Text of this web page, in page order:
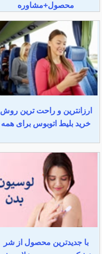
محصول+مشاوره
ارزانترین و راحت ترین روش
خرید بلیط اتوبوس برای همه
با جدیدترین محصول از شر